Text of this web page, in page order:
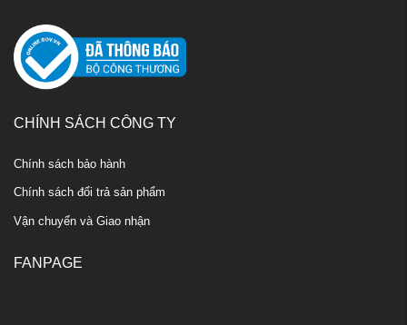
CHÍNH SÁCH CÔNG TY
Chính sách bảo hành
Chính sách đổi trả sản phẩm
Vận chuyển và Giao nhận
FANPAGE